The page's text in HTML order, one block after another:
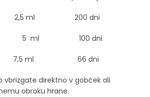
2,5 ml 200 dni
psi 5 ml 100 dni
ml 66 dni
vbrizgate direktno v gobček ali
obroku hrane.